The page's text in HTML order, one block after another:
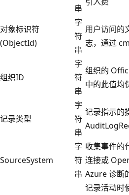
串
对象标识符
(ObjectId)
字
符
串
用户访问的
志，通过
组织ID
字
符
串
组织的
中的此值均
记录类型
字
符
串
记录指示的
SourceSystem
字
符
串
收集事件的
连接或
Azure 诊断
记录活动时